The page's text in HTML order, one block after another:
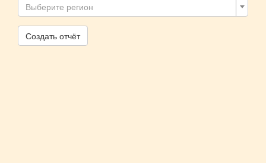
Выберите регион
Создать отчёт